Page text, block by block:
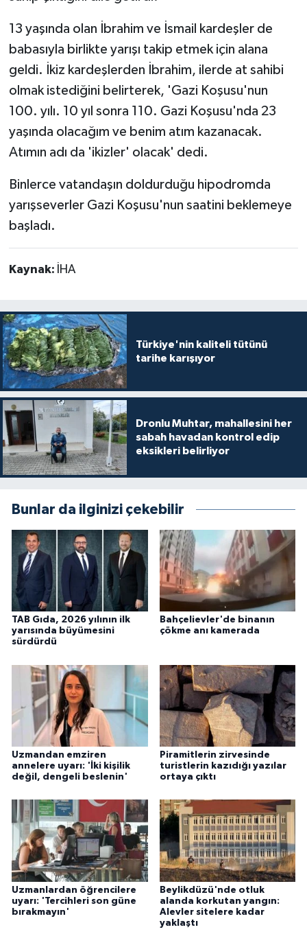
13 yaşında olan İbrahim ve İsmail kardeşler de
babasıyla birlikte yarışı takip etmek için alana
geldi. İkiz kardeşlerden İbrahim, ilerde at sahibi
olmak istediğini belirterek, 'Gazi Koşusu'nun
100. yılı. 10 yıl sonra 110. Gazi Koşusu'nda 23
yaşında olacağım ve benim atım kazanacak.
Atımın adı da 'ikizler' olacak' dedi.
Binlerce vatandaşın doldurduğu hipodromda
yarışseverler Gazi Koşusu'nun saatini beklemeye
başladı.
Kaynak: İHA
Türkiye'nin kaliteli tütünü
tarihe karışıyor
Dronlu Muhtar, mahallesini her
sabah havadan kontrol edip
eksikleri belirliyor
Bunlar da ilginizi çekebilir
TAB Gıda, 2026 yılının ilk
yarısında büyümesini
sürdürdü
Bahçelievler'de binanın
çökme anı kamerada
Uzmandan emziren
annelere uyarı: 'İki kişilik
değil, dengeli beslenin'
Piramitlerin zirvesinde
turistlerin kazıdığı yazılar
ortaya çıktı
Uzmanlardan öğrencilere
uyarı: 'Tercihleri son güne
bırakmayın'
Beylikdüzü'nde otluk
alanda korkutan yangın:
Alevler sitelere kadar
yaklaştı